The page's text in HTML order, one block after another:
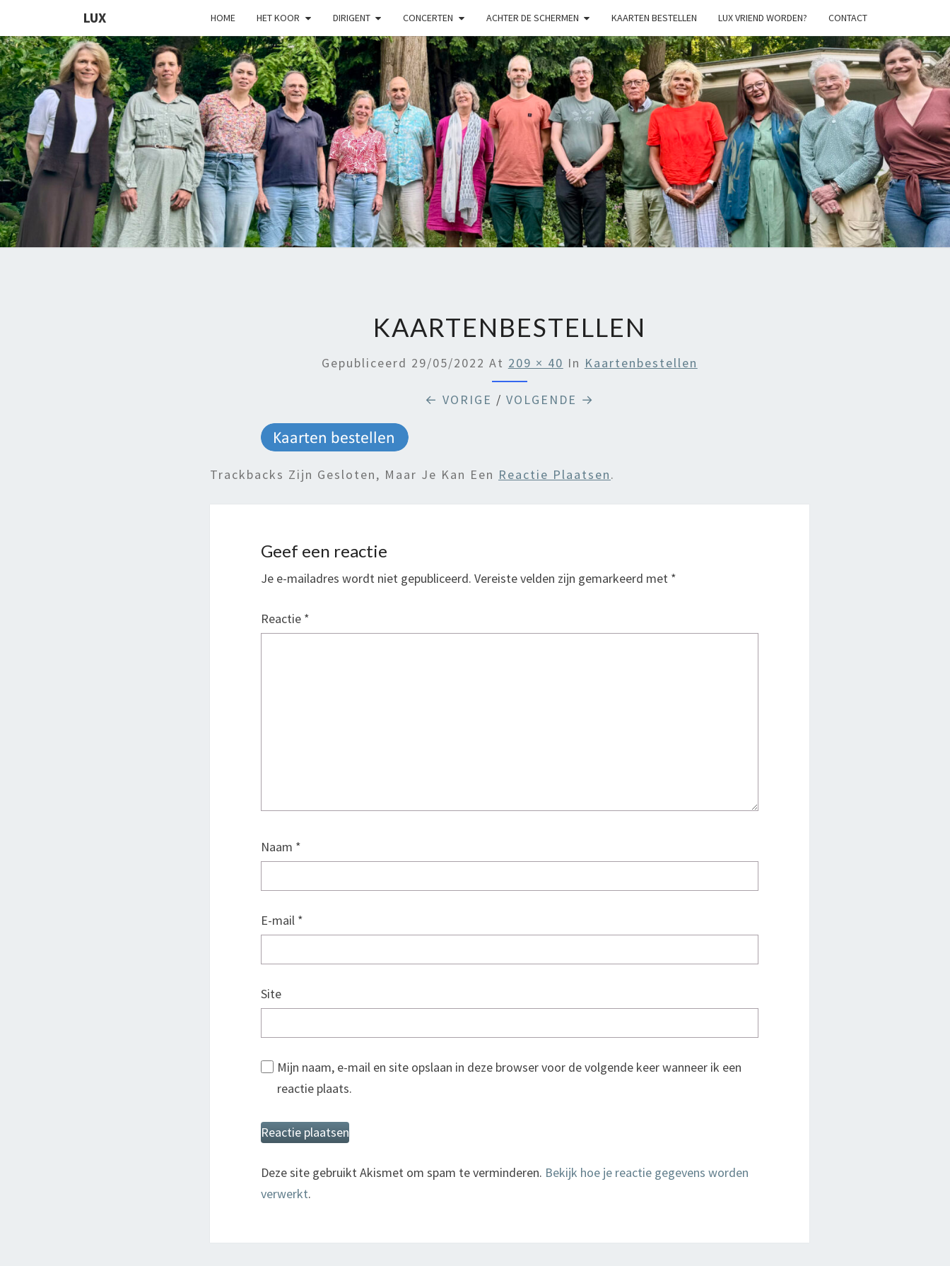
LUX HOME HET KOOR DIRIGENT CONCERTEN ACHTER DE SCHERMEN KAARTEN BESTELLEN LUX VRIEND WORDEN? CONTACT
LUX
Kamerkoor
Onder
Leiding
Van
Angeliki
Ploka
KAARTENBESTELLEN
Gepubliceerd 29/05/2022 At 209 × 40 In Kaartenbestellen
← VORIGE / VOLGENDE →
Trackbacks Zijn Gesloten, Maar Je Kan Een Reactie Plaatsen.
Geef een reactie
Je e-mailadres wordt niet gepubliceerd. Vereiste velden zijn gemarkeerd met *
Reactie *
Naam *
E-mail *
Site
Mijn naam, e-mail en site opslaan in deze browser voor de volgende keer wanneer ik een
reactie plaats.
Deze site gebruikt Akismet om spam te verminderen. Bekijk hoe je reactie gegevens worden
verwerkt.